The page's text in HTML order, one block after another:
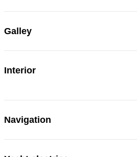
Galley
Interior
Navigation